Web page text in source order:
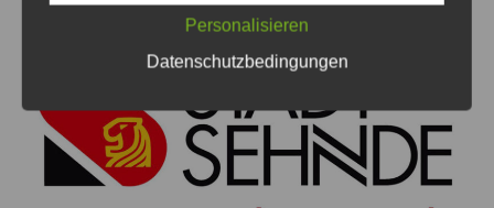
Personalisieren
Datenschutzbedingungen